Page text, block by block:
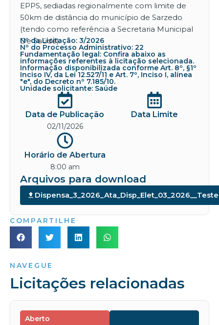
EPPS, sediadas regionalmente com limite de
50km de distância do município de Sarzedo
(tendo como referência a Secretaria Municipal
De Saúde).
Nº da Licitação: 3/2026
Nº do Processo Administrativo: 22
Fundamentação legal: Confira abaixo as
informações referentes à licitação selecionada.
Informação disponibilizada conforme Art. 8º, §1º
Inciso IV, da Lei 12.527/11 e Art. 7º, Inciso I, alínea
"e", do Decreto nº 7.185/10.
Unidade solicitante: Saúde
Data de Publicação
02/11/2026
Data Limite
Horário de Abertura
8:00 am
Arquivos para download
COMPARTILHE
NAVEGUE
Licitações relacionadas
Aberto